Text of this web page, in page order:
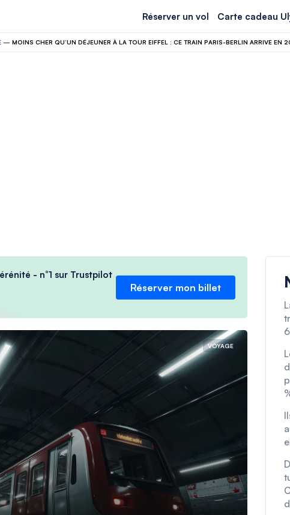
Réserver un vol Carte cadeau
—
- n°1 sur Trustpilot
Réserver mon billet
VOYAGE